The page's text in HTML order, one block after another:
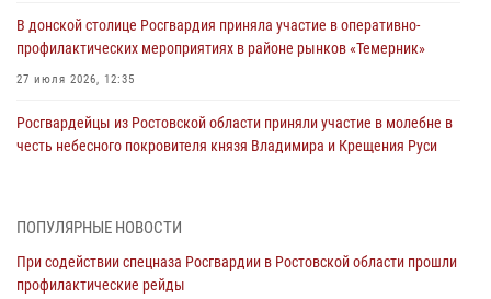
В донской столице Росгвардия приняла участие в оперативно-
профилактических мероприятиях в районе рынков «Темерник»
27 июля 2026, 12:35
Росгвардейцы из Ростовской области приняли участие в молебне в
честь небесного покровителя князя Владимира и Крещения Руси
При содействии спецназа Росгвардии в Ростовской области прошли
21 июля 2026, 12:51
ПОПУЛЯРНЫЕ НОВОСТИ
При содействии спецназа Росгвардии в Ростовской области прошли
профилактические рейды